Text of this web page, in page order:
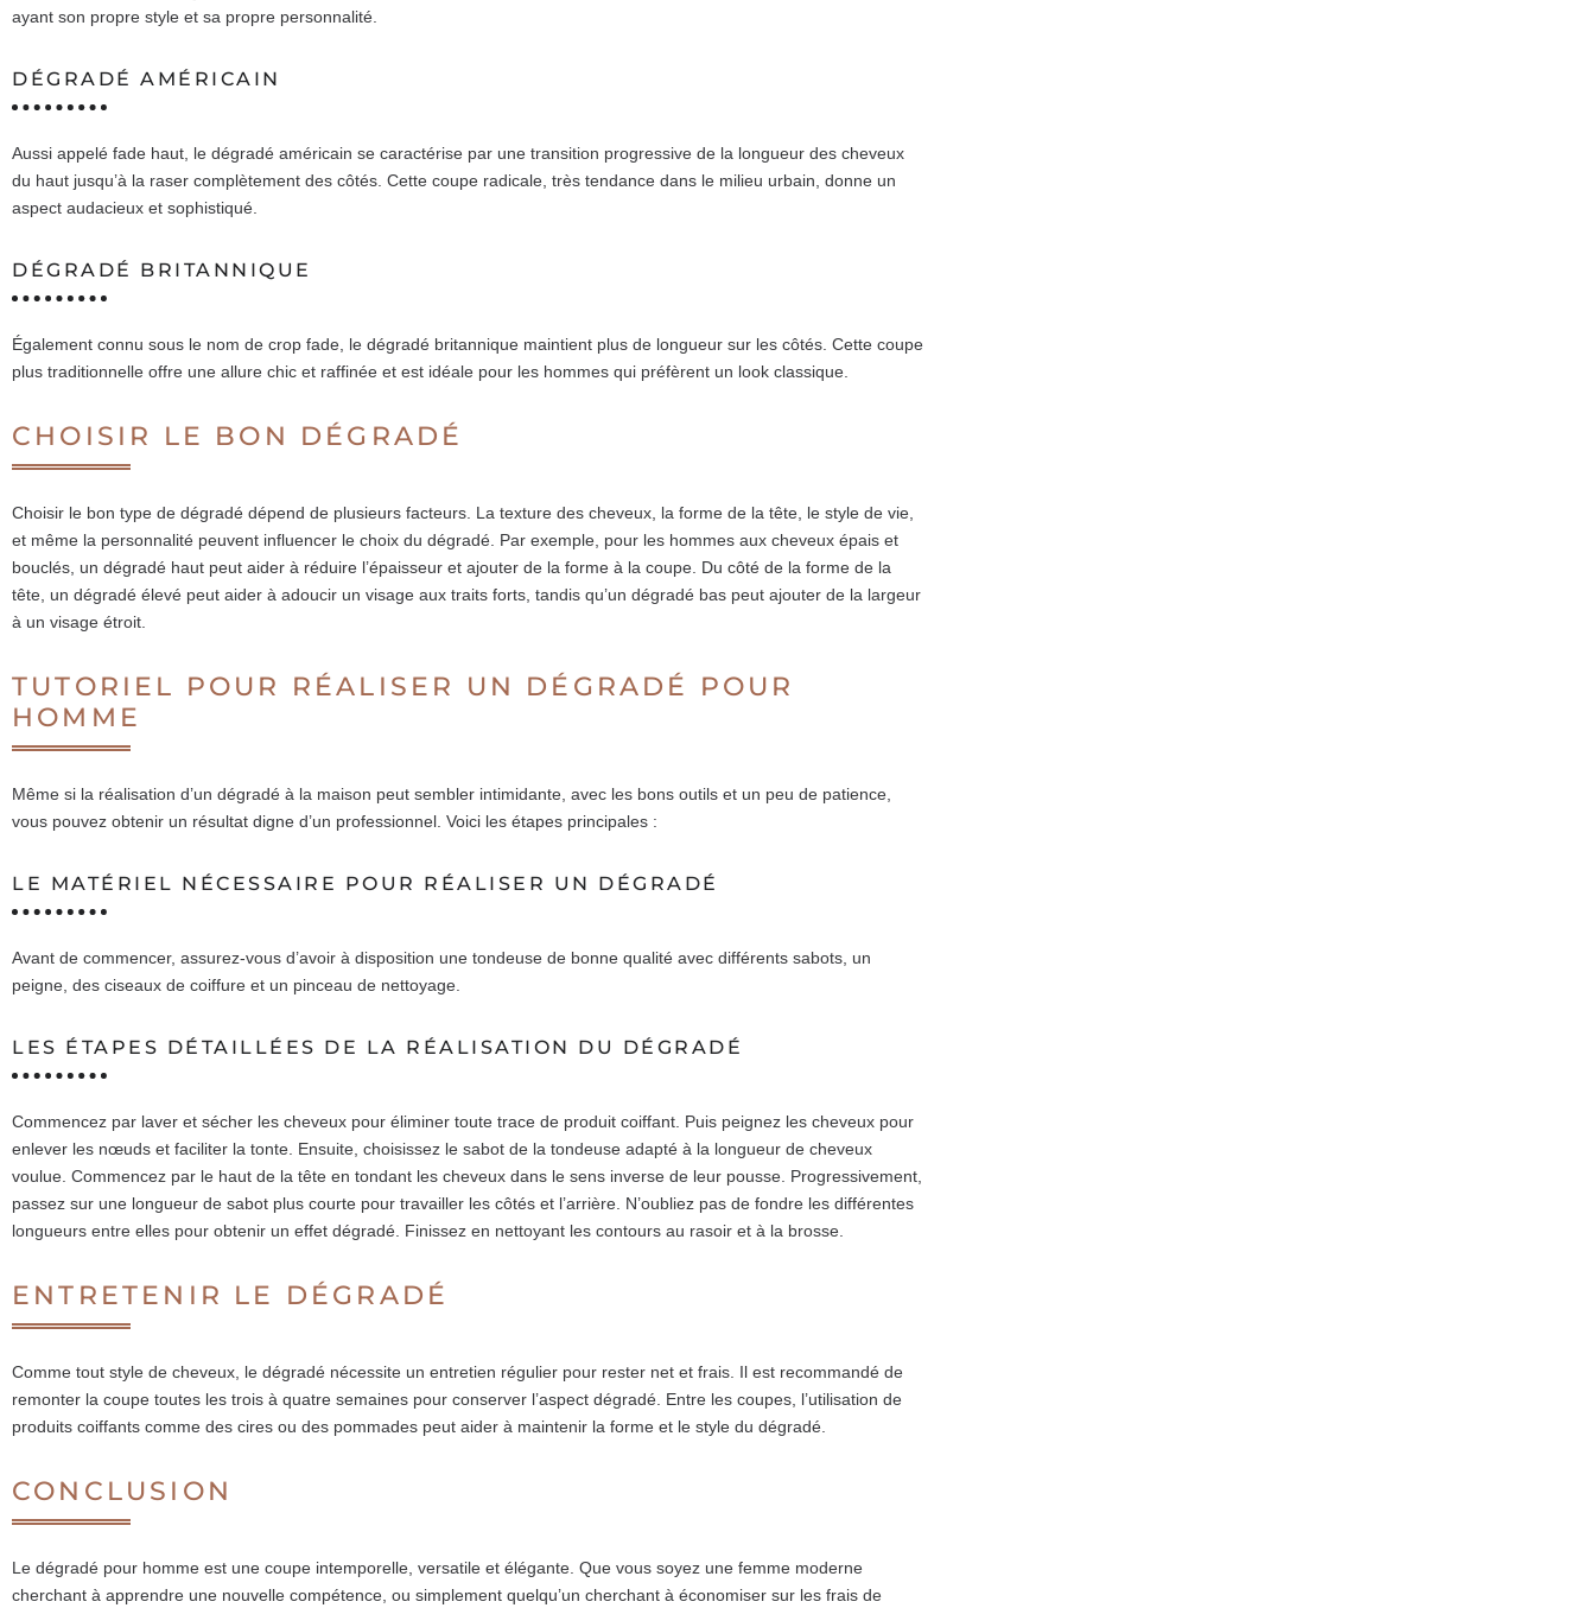
ayant son propre style et sa propre personnalité.
DÉGRADÉ AMÉRICAIN
Aussi appelé fade haut, le dégradé américain se caractérise par une transition progressive de la longueur des cheveux
du haut jusqu’à la raser complètement des côtés. Cette coupe radicale, très tendance dans le milieu urbain, donne un
aspect audacieux et sophistiqué.
DÉGRADÉ BRITANNIQUE
Également connu sous le nom de crop fade, le dégradé britannique maintient plus de longueur sur les côtés. Cette coupe
plus traditionnelle offre une allure chic et raffinée et est idéale pour les hommes qui préfèrent un look classique.
CHOISIR LE BON DÉGRADÉ
Choisir le bon type de dégradé dépend de plusieurs facteurs. La texture des cheveux, la forme de la tête, le style de vie,
et même la personnalité peuvent influencer le choix du dégradé. Par exemple, pour les hommes aux cheveux épais et
bouclés, un dégradé haut peut aider à réduire l’épaisseur et ajouter de la forme à la coupe. Du côté de la forme de la
tête, un dégradé élevé peut aider à adoucir un visage aux traits forts, tandis qu’un dégradé bas peut ajouter de la largeur
à un visage étroit.
TUTORIEL POUR RÉALISER UN DÉGRADÉ POUR
HOMME
Même si la réalisation d’un dégradé à la maison peut sembler intimidante, avec les bons outils et un peu de patience,
vous pouvez obtenir un résultat digne d’un professionnel. Voici les étapes principales :
LE MATÉRIEL NÉCESSAIRE POUR RÉALISER UN DÉGRADÉ
Avant de commencer, assurez-vous d’avoir à disposition une tondeuse de bonne qualité avec différents sabots, un
peigne, des ciseaux de coiffure et un pinceau de nettoyage.
LES ÉTAPES DÉTAILLÉES DE LA RÉALISATION DU DÉGRADÉ
Commencez par laver et sécher les cheveux pour éliminer toute trace de produit coiffant. Puis peignez les cheveux pour
enlever les nœuds et faciliter la tonte. Ensuite, choisissez le sabot de la tondeuse adapté à la longueur de cheveux
voulue. Commencez par le haut de la tête en tondant les cheveux dans le sens inverse de leur pousse. Progressivement,
passez sur une longueur de sabot plus courte pour travailler les côtés et l’arrière. N’oubliez pas de fondre les différentes
longueurs entre elles pour obtenir un effet dégradé. Finissez en nettoyant les contours au rasoir et à la brosse.
ENTRETENIR LE DÉGRADÉ
Comme tout style de cheveux, le dégradé nécessite un entretien régulier pour rester net et frais. Il est recommandé de
remonter la coupe toutes les trois à quatre semaines pour conserver l’aspect dégradé. Entre les coupes, l’utilisation de
produits coiffants comme des cires ou des pommades peut aider à maintenir la forme et le style du dégradé.
CONCLUSION
Le dégradé pour homme est une coupe intemporelle, versatile et élégante. Que vous soyez une femme moderne
cherchant à apprendre une nouvelle compétence, ou simplement quelqu’un cherchant à économiser sur les frais de